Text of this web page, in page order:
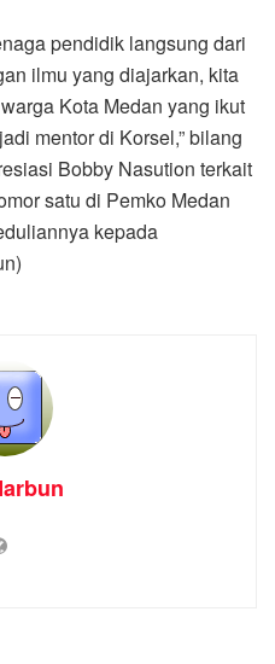
pendidik langsung dari
ilmu yang diajarkan, kita
Kota Medan yang ikut
mentor di Korsel,” bilang
Bobby Nasution terkait
satu di Pemko Medan
kepada